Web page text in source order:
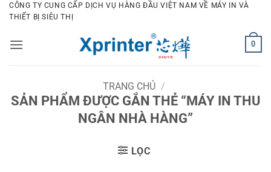
Bỏ
qua
dung
CÔNG TY CUNG CẤP DỊCH VỤ HÀNG ĐẦU VIỆT NAM VỀ MÁY IN VÀ
THIẾT BỊ SIÊU THỊ
0
TRANG CHỦ /
SẢN PHẨM ĐƯỢC GẮN THẺ “MÁY IN THU
NGÂN NHÀ HÀNG”
LỌC